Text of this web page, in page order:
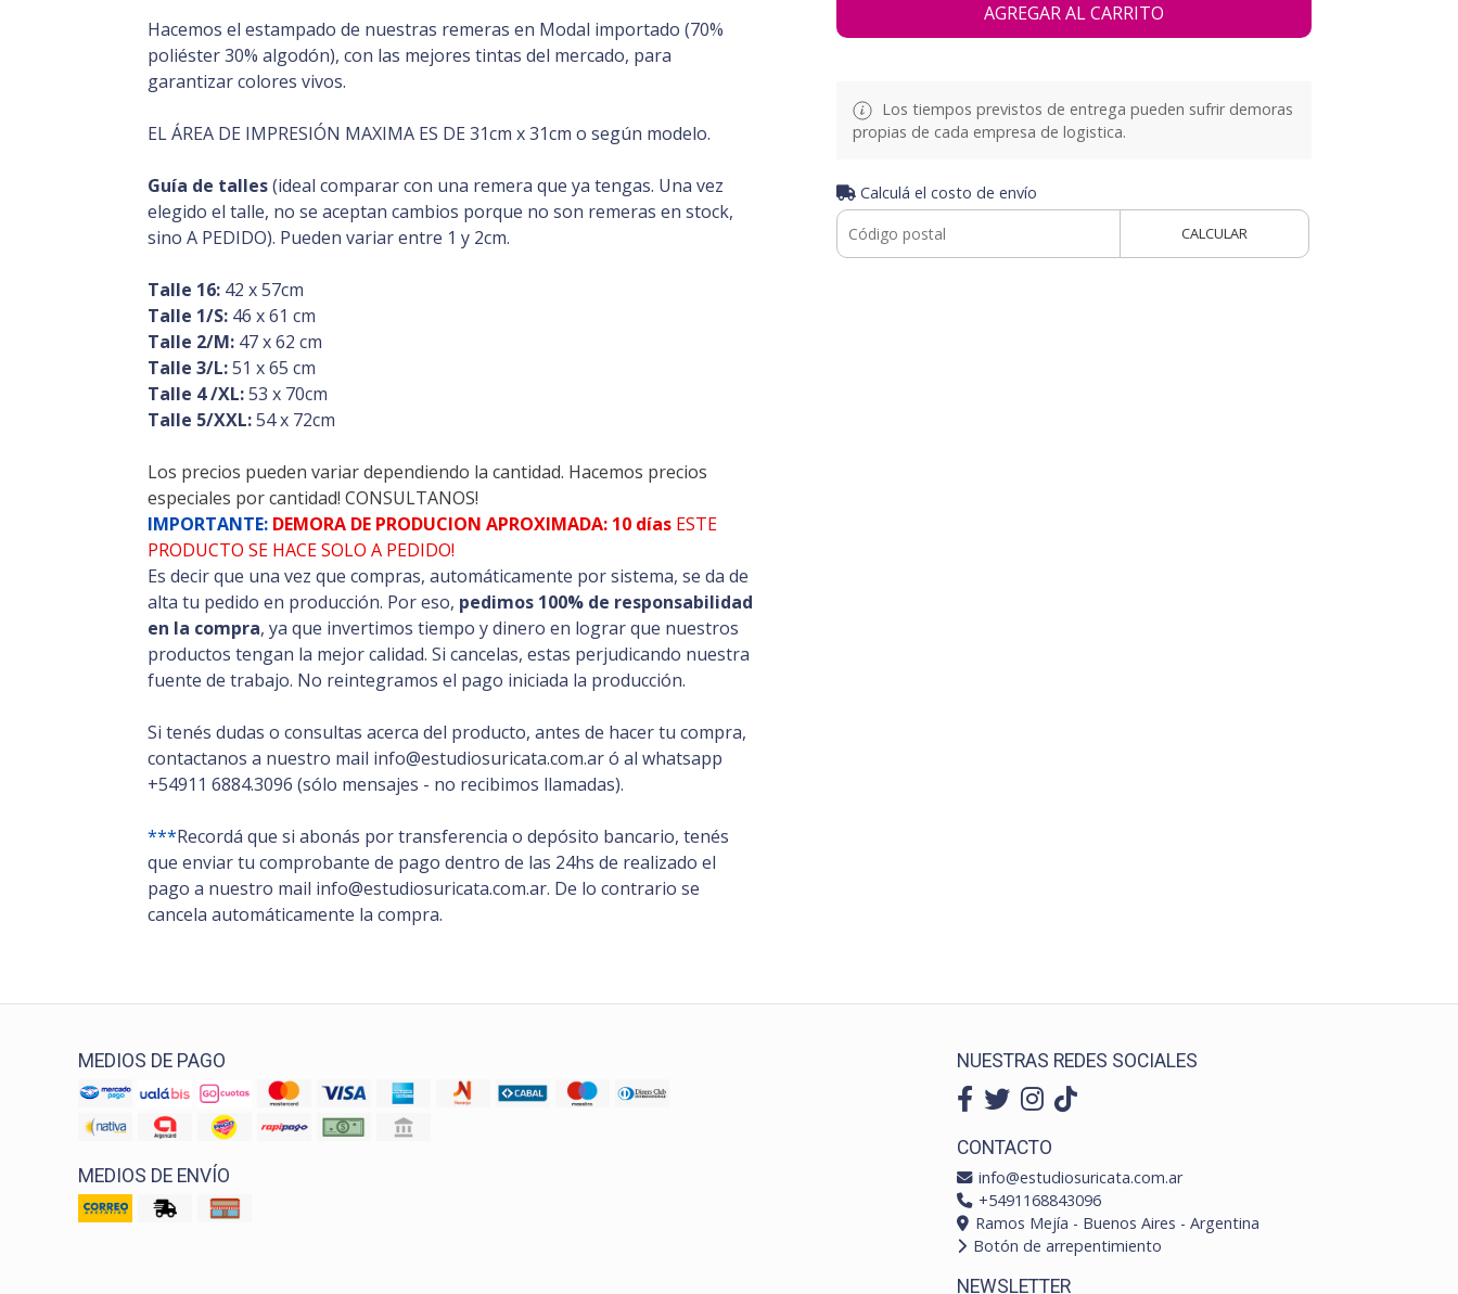
Hacemos el estampado de nuestras remeras en Modal importado (70%
poliéster 30% algodón), con las mejores tintas del mercado, para
garantizar colores vivos.
EL ÁREA DE IMPRESIÓN MAXIMA ES DE 31cm x 31cm o según modelo.
Guía de talles(ideal comparar con una remera que ya tengas. Una vez
elegido el talle, no se aceptan cambios porque no son remeras en stock,
sino A PEDIDO). Pueden variar entre 1 y 2cm.
Talle 16:42 x 57cm
Talle 1/S:46 x 61 cm
Talle 2/M:47 x 62 cm
Talle 3/L:51 x 65 cm
Talle 4 /XL:53 x 70cm
Talle 5/XXL:54 x 72cm
Los precios pueden variar dependiendo la cantidad. Hacemos precios
especiales por cantidad! CONSULTANOS!
IMPORTANTE: DEMORA DE PRODUCION APROXIMADA: 10 días ESTE
PRODUCTO SE HACE SOLO A PEDIDO!
Es decir que una vez que compras, automáticamente por sistema, se da de
alta tu pedido en producción. Por eso, pedimos 100% de responsabilidad
en la compra, ya que invertimos tiempo y dinero en lograr que nuestros
productos tengan la mejor calidad. Si cancelas, estas perjudicando nuestra
fuente de trabajo. No reintegramos el pago iniciada la producción.
Si tenés dudas o consultas acerca del producto, antes de hacer tu compra,
contactanos a nuestro mail info@estudiosuricata.com.ar ó al whatsapp
+54911 6884.3096 (sólo mensajes - no recibimos llamadas).
***Recordá que si abonás por transferencia o depósito bancario, tenés
que enviar tu comprobante de pago dentro de las 24hs de realizado el
pago a nuestro mail info@estudiosuricata.com.ar. De lo contrario se
cancela automáticamente la compra.
AGREGAR AL CARRITO
Los tiempos previstos de entrega pueden sufrir demoras
propias de cada empresa de logistica.
Calculá el costo de envío
CALCULAR
MEDIOS DE PAGO
MEDIOS DE ENVÍO
NUESTRAS REDES SOCIALES
CONTACTO
info@estudiosuricata.com.ar
+5491168843096
Ramos Mejía - Buenos Aires - Argentina
Botón de arrepentimiento
NEWSLETTER